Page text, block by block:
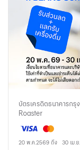
บัตรเครดิตธนาคารก
Roaster
20 พ.ค.2569 ถึง 30 เม.ย